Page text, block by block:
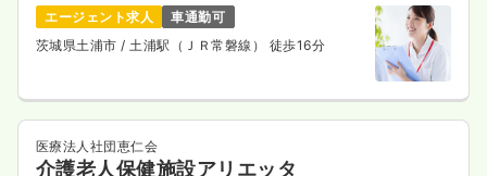
エージェント求人
車通勤可
茨城県土浦市 / 土浦駅（ＪＲ常磐線） 徒歩16分
医療法人社団恵仁会
介護老人保健施設アリエッタ